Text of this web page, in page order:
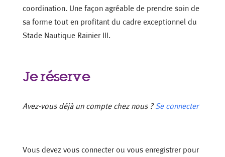
coordination. Une façon agréable de prendre soin de
sa forme tout en profitant du cadre exceptionnel du
Stade Nautique Rainier III.
Je réserve
Avez-vous déjà un compte chez nous ?Se connecter
Vous devez vous connecter ou vous enregistrer pour